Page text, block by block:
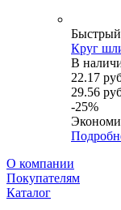
Круг
В
22.17
29.56
-25%
О компании
Покупателям
Каталог